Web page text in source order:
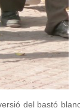
del bastó